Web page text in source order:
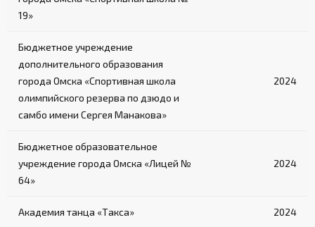
19»
Бюджетное учреждение
дополнительного образования
города Омска «Спортивная школа
олимпийского резерва по дзюдо и
самбо имени Сергея Манакова»
2024
Бюджетное образовательное
учреждение города Омска «Лицей №
64»
2024
Академия танца «Такса» 2024